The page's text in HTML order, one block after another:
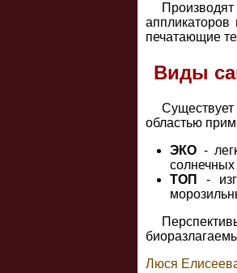
аппликаторов
печатающие
Виды
областью
ЭКО -
солнечных
ТОП
-
Люся